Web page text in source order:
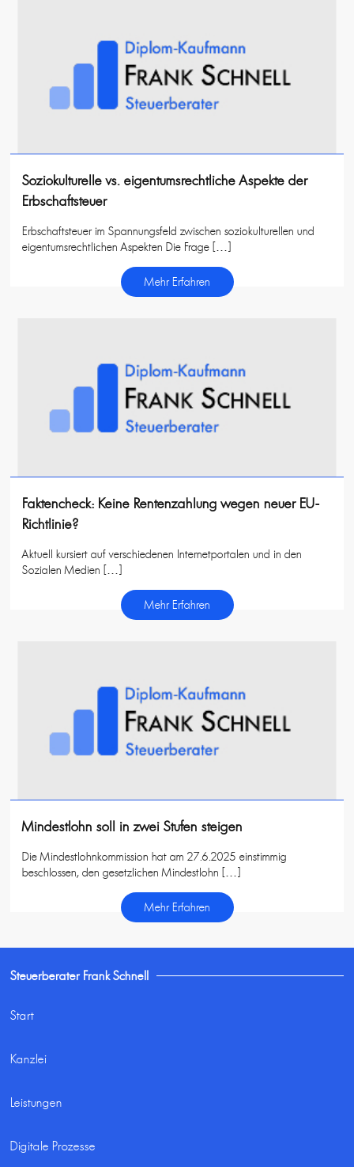
Soziokulturelle vs. eigentumsrechtliche Aspekte der
Erbschaftsteuer
Erbschaftsteuer im Spannungsfeld zwischen soziokulturellen und
eigentumsrechtlichen Aspekten Die Frage […]
Mehr Erfahren
Faktencheck: Keine Rentenzahlung wegen neuer EU-
Richtlinie?
Aktuell kursiert auf verschiedenen Internetportalen und in den
Sozialen Medien […]
Mehr Erfahren
Mindestlohn soll in zwei Stufen steigen
Die Mindestlohnkommission hat am 27.6.2025 einstimmig
beschlossen, den gesetzlichen Mindestlohn […]
Mehr Erfahren
Steuerberater Frank Schnell
Start
Kanzlei
Leistungen
Digitale Prozesse